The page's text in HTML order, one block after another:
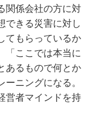
関係会社の方に対
できる災害に対し
てもらっているか
「ここでは本当に
あるもので何とか
ニングになる。
営者マインドを持